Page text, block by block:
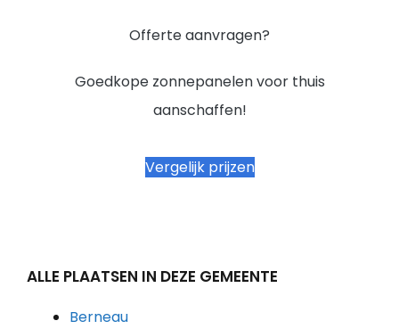
Offerte aanvragen?
Goedkope zonnepanelen voor thuis
aanschaffen!
Vergelijk prijzen
ALLE PLAATSEN IN DEZE GEMEENTE
Berneau